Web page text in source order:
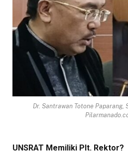
Dr. Santrawan Totone Paparang,
UNSRAT Memiliki Plt. Rektor?